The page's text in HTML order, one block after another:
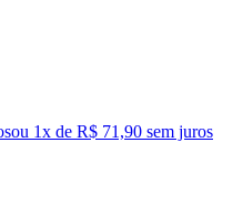
ou 1x de R$ 71,90 sem juros